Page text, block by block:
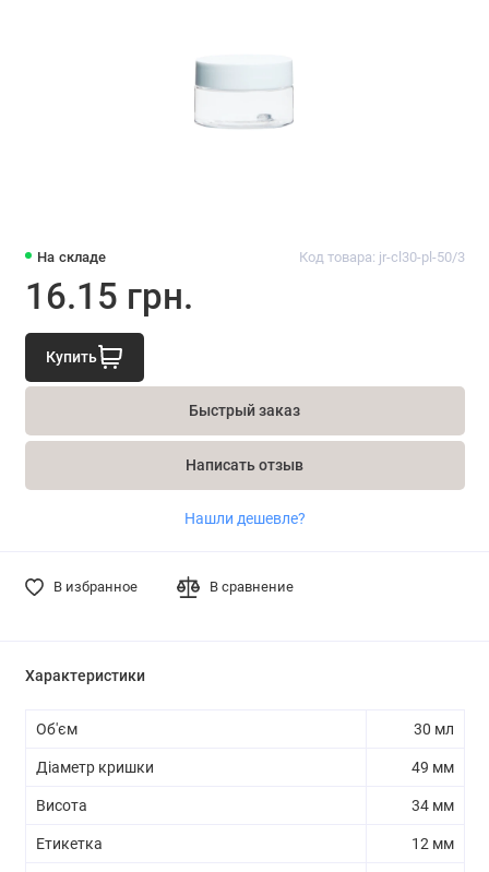
На складе Код товара: jr-cl30-pl-50/3
16.15 грн.
Купить
Быстрый заказ
Написать отзыв
Нашли дешевле?
В избранное В сравнение
Характеристики
Об'єм 30 мл
Діаметр кришки 49 мм
Висота 34 мм
Етикетка 12 мм